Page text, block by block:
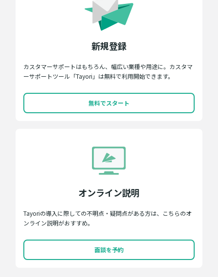
新規登録
カスタマーサポートはもちろん、幅広い業種や用途に。カスタマ
ーサポートツール「Tayori」は無料で利用開始できます。
無料でスタート
オンライン説明
Tayoriの導入に際しての不明点・疑問点がある方は、こちらのオ
ンライン説明がおすすめ。
面談を予約